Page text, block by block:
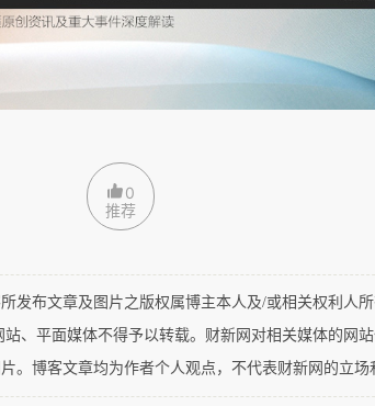
为何如此固执？”男子伸手要去扶他们
“你已经证明了，二十六年前，如果不偷
子说。
你怎知今天的我？”王端午问。再看那男
，他的形象被他喷出的烟雾笼罩。“命都
为说话而停下脚步，但他们已经十分虚
“活着，”男子说，“活着意味着一切。”“
番发问。“为了活着本身。”男子说。
0
推荐
布文章及图片之版权属博主本人及/或相关权利人所
、平面媒体不得予以转载。财新网对相关媒体的网
。博客文章均为作者个人观点，不代表财新网的立场